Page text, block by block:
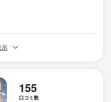
示
155
口コミ数